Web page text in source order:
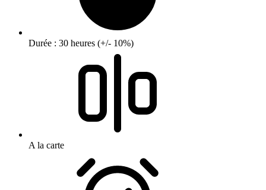
Durée : 30 heures (+/- 10%)
A la carte